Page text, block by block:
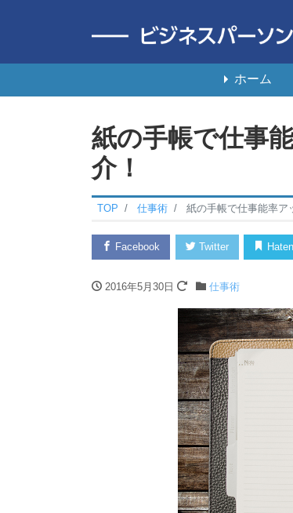
ホーム
紙の手帳で仕事
介！
TOP 仕事術 紙の手帳で仕事能率ア
Facebook Twitter
2016年5月30日 仕事術